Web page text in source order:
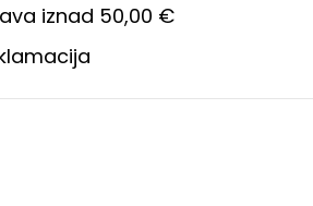
iznad 50,00 €